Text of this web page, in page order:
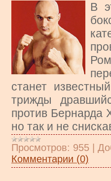
В
станет
трижды
против Бернарда
но так и не
Просмотров: 955
Комментарии (0)